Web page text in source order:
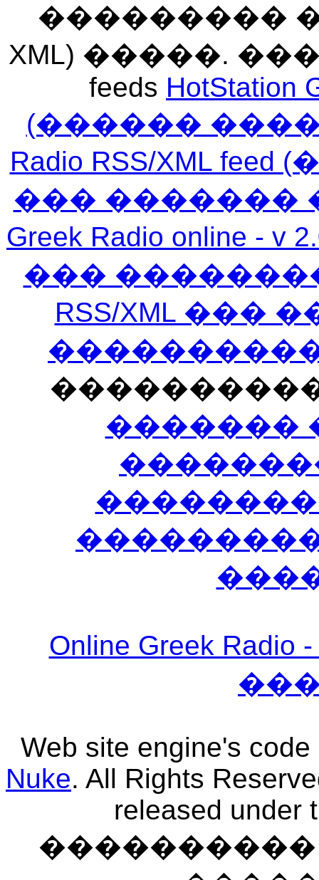
��������� ���
XML) �����.
feeds HotStation
(������
Radio RSS/XML
��� �������
Greek Radio
���
RSS/XML
�������
Online Greek
Web site engine's
Nuke. All Rights
released under
����������